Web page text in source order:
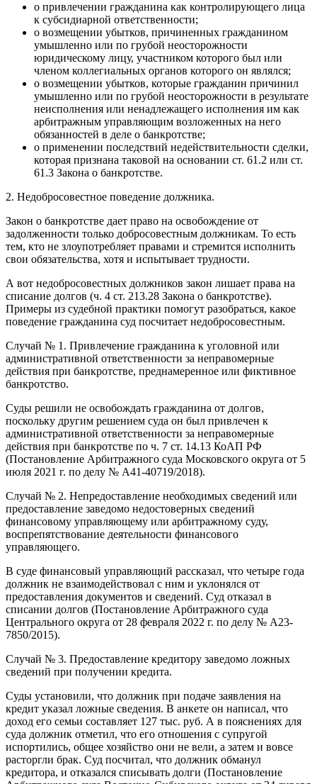
о привлечении гражданина как контролирующего лица
к субсидиарной ответственности;
о возмещении убытков, причиненных гражданином
умышленно или по грубой неосторожности
юридическому лицу, участником которого был или
членом коллегиальных органов которого он являлся;
о возмещении убытков, которые гражданин причинил
умышленно или по грубой неосторожности в результате
неисполнения или ненадлежащего исполнения им как
арбитражным управляющим возложенных на него
обязанностей в деле о банкротстве;
о применении последствий недействительности сделки,
которая признана таковой на основании ст. 61.2 или ст.
61.3 Закона о банкротстве.
2. Недобросовестное поведение должника.
Закон о банкротстве дает право на освобождение от
задолженности только добросовестным должникам. То есть
тем, кто не злоупотребляет правами и стремится исполнить
свои обязательства, хотя и испытывает трудности.
А вот недобросовестных должников закон лишает права на
списание долгов (ч. 4 ст. 213.28 Закона о банкротстве).
Примеры из судебной практики помогут разобраться, какое
поведение гражданина суд посчитает недобросовестным.
Случай № 1. Привлечение гражданина к уголовной или
административной ответственности за неправомерные
действия при банкротстве, преднамеренное или фиктивное
банкротство.
Суды решили не освобождать гражданина от долгов,
поскольку другим решением суда он был привлечен к
административной ответственности за неправомерные
действия при банкротстве по ч. 7 ст. 14.13 КоАП РФ
(Постановление Арбитражного суда Московского округа от 5
июля 2021 г. по делу № А41-40719/2018).
Случай № 2. Непредоставление необходимых сведений или
предоставление заведомо недостоверных сведений
финансовому управляющему или арбитражному суду,
воспрепятствование деятельности финансового
управляющего.
В суде финансовый управляющий рассказал, что четыре года
должник не взаимодействовал с ним и уклонялся от
предоставления документов и сведений. Суд отказал в
списании долгов (Постановление Арбитражного суда
Центрального округа от 28 февраля 2022 г. по делу № А23-
7850/2015).
Случай № 3. Предоставление кредитору заведомо ложных
сведений при получении кредита.
Суды установили, что должник при подаче заявления на
кредит указал ложные сведения. В анкете он написал, что
доход его семьи составляет 127 тыс. руб. А в пояснениях для
суда должник отметил, что его отношения с супругой
испортились, общее хозяйство они не вели, а затем и вовсе
расторгли брак. Суд посчитал, что должник обманул
кредитора, и отказался списывать долги (Постановление